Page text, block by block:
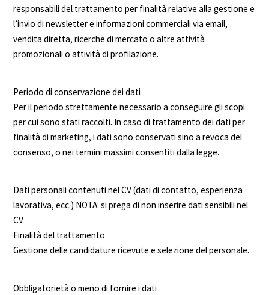
responsabili del trattamento per finalità relative alla gestione e
l’invio di newsletter e informazioni commerciali via email,
vendita diretta, ricerche di mercato o altre attività
promozionali o attività di profilazione.
Periodo di conservazione dei dati
Per il periodo strettamente necessario a conseguire gli scopi
per cui sono stati raccolti. In caso di trattamento dei dati per
finalità di marketing, i dati sono conservati sino a revoca del
consenso, o nei termini massimi consentiti dalla legge.
Dati personali contenuti nel CV (dati di contatto, esperienza
lavorativa, ecc.) NOTA: si prega di non inserire dati sensibili nel
CV
Finalità del trattamento
Gestione delle candidature ricevute e selezione del personale.
Obbligatorietà o meno di fornire i dati